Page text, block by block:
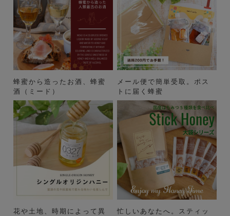
蜂蜜から造ったお酒、蜂蜜
酒（ミード）
メール便で簡単受取。ポス
トに届く蜂蜜
花や土地、時期によって異
忙しいあなたへ。スティッ